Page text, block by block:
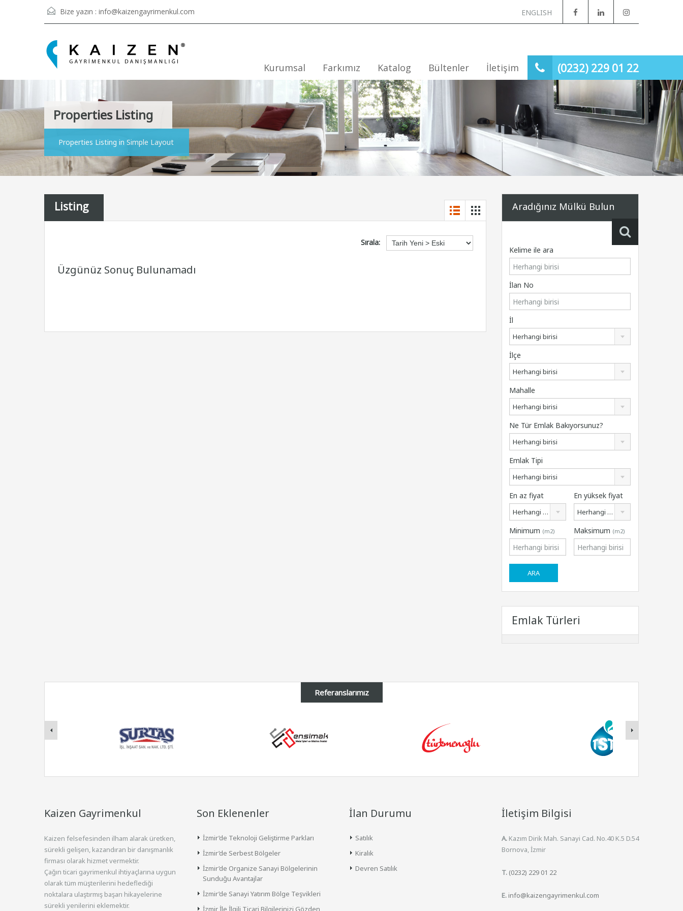
Bize yazın : info@kaizengayrimenkul.com ENGLISH
(0232) 229 01 22
Kurumsal Farkımız Katalog Bültenler İletişim
Properties Listing
Properties Listing in Simple Layout
Listing
Sırala:
Üzgünüz Sonuç Bulunamadı
Aradığınız Mülkü Bulun
Kelime ile ara
İlan No
İl
Herhangi birisi
İlçe
Herhangi birisi
Mahalle
Herhangi birisi
Ne Tür Emlak Bakıyorsunuz?
Herhangi birisi
Emlak Tipi
Herhangi birisi
En az fiyat
Herhangi birisi
En yüksek fiyat
Herhangi birisi
Minimum (m2) Maksimum (m2)
Emlak Türleri
Referanslarımız
Kaizen Gayrimenkul
Kaizen felsefesinden ilham alarak üretken,
sürekli gelişen, kazandıran bir danışmanlık
firması olarak hizmet vermektir.
Çağın ticari gayrimenkul ihtiyaçlarına uygun
olarak tüm müşterilerini hedeflediği
noktalara ulaştırmış başarı hikayelerine
sürekli yenilerini eklemektir.
Son Eklenenler
İzmir’de Teknoloji Geliştirme Parkları
İzmir’de Serbest Bölgeler
İzmir’de Organize Sanayi Bölgelerinin
Sunduğu Avantajlar
İzmir’de Sanayi Yatırım Bölge Teşvikleri
İzmir İle İlgili Ticari Bilgilerinizi Gözden
İlan Durumu
Satılık
Kiralık
Devren Satılık
İletişim Bilgisi
A. Kazım Dirik Mah. Sanayi Cad. No.40 K.5 D.54
Bornova, İzmir
T. (0232) 229 01 22
E.info@kaizengayrimenkul.com